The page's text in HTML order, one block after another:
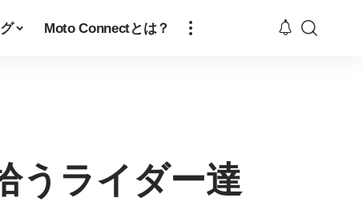
Moto Connectとは？
うライダー達